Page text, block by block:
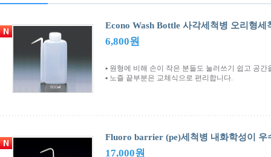
Econo Wash Bottle 사각세척병 오리형
6,800원
▪ 원형에 비해 손이 작은 분들도 눌러쓰기 쉽고 공
▪ 노즐 끝부분은 교체식으로 편리합니다.
Fluoro barrier (pe)세척병 내화학성이
17,000원